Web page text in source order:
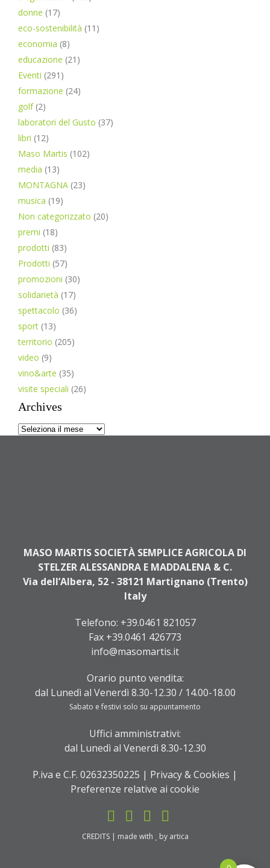
donne (17)
eco-sostenibilità (11)
economia (8)
educazione (21)
Eventi (291)
formazione (24)
golf(2)
laboratori del Gusto (37)
libri (12)
Maso Martis (102)
media (13)
MONTAGNA (23)
musica (19)
Non categorizzato (20)
premi (18)
prodotti (83)
Prodotti (57)
promozioni (30)
solidarietà (17)
spettacolo (36)
sport (13)
territorio (205)
video (9)
vino&arte (35)
visite speciali (26)
Archives
Archives
MASO MARTIS SOCIETÀ SEMPLICE AGRICOLA DI
STELZER ALESSANDRA E MADDALENA & C.
Via dell’Albera, 52 - 38121 Martignano (Trento)
Italy
Telefono: +39.0461 821057
Fax +39.0461 426773
info@masomartis.it
Orario punto vendita:
dal Lunedì al Venerdì 8.30-12.30 / 14.00-18.00
Sabato e festivi solo su appuntamento
Uffici amministrativi:
dal Lunedì al Venerdì 8.30-12.30
P.iva e C.F. 02632350225 | Privacy & Cookies |
Preferenze relative ai cookie
CREDITS | made with by artica